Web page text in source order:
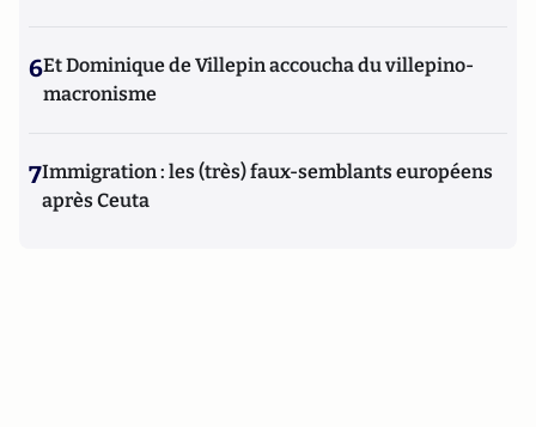
6Et Dominique de Villepin accoucha du villepino-
macronisme
7Immigration : les (très) faux-semblants européens
après Ceuta